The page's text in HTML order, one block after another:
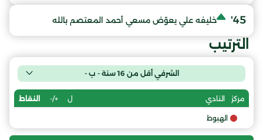
45' خليفه علي يعوّض مسعي أحمد المعتصم بالله
الترتيب
الشرفي أقل من 16 سنة - ب -
مركز النادي ل +/- النقاط
الهبوط